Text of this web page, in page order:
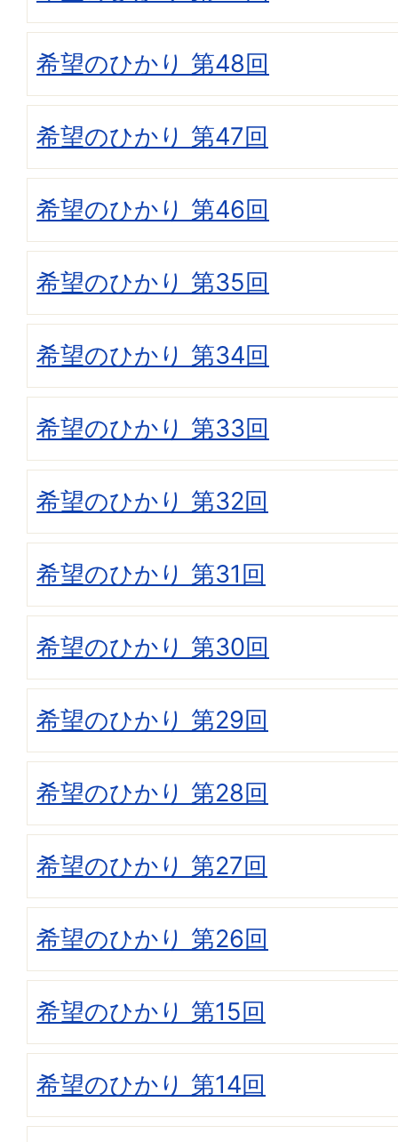
希望のひかり 第48回
希望のひかり 第47回
希望のひかり 第46回
希望のひかり 第35回
希望のひかり 第34回
希望のひかり 第33回
希望のひかり 第32回
希望のひかり 第31回
希望のひかり 第30回
希望のひかり 第29回
希望のひかり 第28回
希望のひかり 第27回
希望のひかり 第26回
希望のひかり 第15回
希望のひかり 第14回